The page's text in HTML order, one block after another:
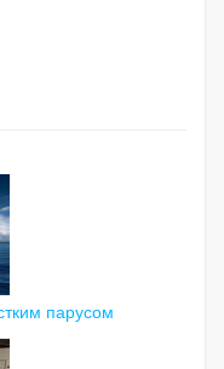
парусом